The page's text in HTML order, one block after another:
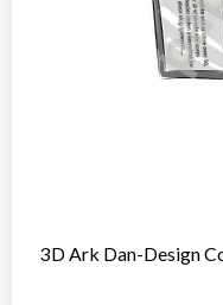
3D Ark Dan-Design